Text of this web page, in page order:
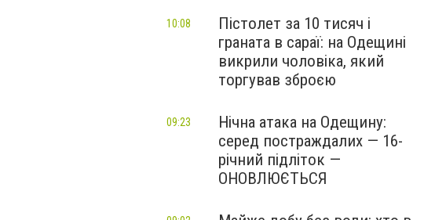
Пістолет за 10 тисяч і
граната в сараї: на Одещині
викрили чоловіка, який
торгував зброєю
10:08
Нічна атака на Одещину:
серед постраждалих — 16-
річний підліток —
ОНОВЛЮЄТЬСЯ
09:23